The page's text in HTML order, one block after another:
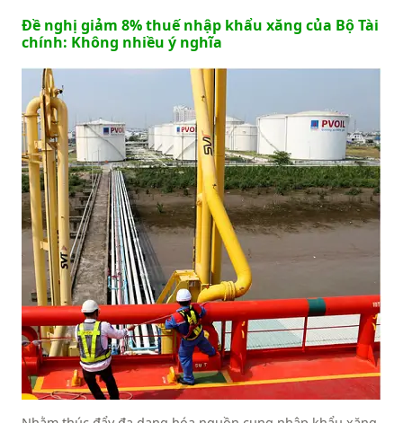
Đề nghị giảm 8% thuế nhập khẩu xăng của Bộ Tài
chính: Không nhiều ý nghĩa